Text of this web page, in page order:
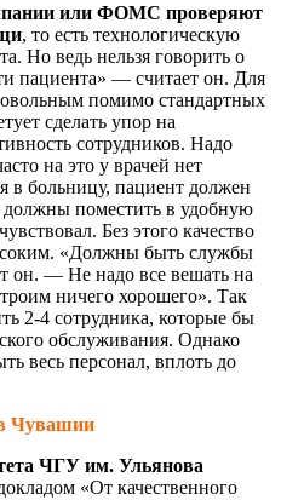
или ФОМС проверяют
, то есть технологическую
Но ведь нельзя говорить о
пациента» — считает он. Для
помимо стандартных
сделать упор на
сотрудников. Надо
на это у врачей нет
в больницу, пациент должен
должны поместить в удобную
Без этого качество
«Должны быть службы
он. — Не надо все вешать на
ничего хорошего». Так
2-4 сотрудника, которые бы
обслуживания. Однако
весь персонал, вплоть до
в Чувашии
ЧГУ им. Ульянова
«От качественного